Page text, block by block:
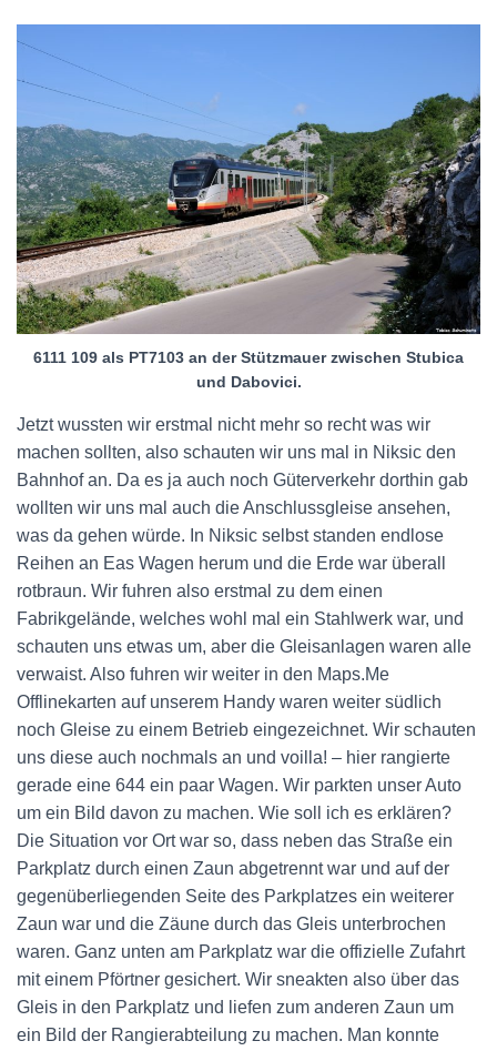
6111 109 als PT7103 an der Stützmauer zwischen Stubica
und Dabovici.
Jetzt wussten wir erstmal nicht mehr so recht was wir
machen sollten, also schauten wir uns mal in Niksic den
Bahnhof an. Da es ja auch noch Güterverkehr dorthin gab
wollten wir uns mal auch die Anschlussgleise ansehen,
was da gehen würde. In Niksic selbst standen endlose
Reihen an Eas Wagen herum und die Erde war überall
rotbraun. Wir fuhren also erstmal zu dem einen
Fabrikgelände, welches wohl mal ein Stahlwerk war, und
schauten uns etwas um, aber die Gleisanlagen waren alle
verwaist. Also fuhren wir weiter in den Maps.Me
Offlinekarten auf unserem Handy waren weiter südlich
noch Gleise zu einem Betrieb eingezeichnet. Wir schauten
uns diese auch nochmals an und voilla! – hier rangierte
gerade eine 644 ein paar Wagen. Wir parkten unser Auto
um ein Bild davon zu machen. Wie soll ich es erklären?
Die Situation vor Ort war so, dass neben das Straße ein
Parkplatz durch einen Zaun abgetrennt war und auf der
gegenüberliegenden Seite des Parkplatzes ein weiterer
Zaun war und die Zäune durch das Gleis unterbrochen
waren. Ganz unten am Parkplatz war die offizielle Zufahrt
mit einem Pförtner gesichert. Wir sneakten also über das
Gleis in den Parkplatz und liefen zum anderen Zaun um
ein Bild der Rangierabteilung zu machen. Man konnte